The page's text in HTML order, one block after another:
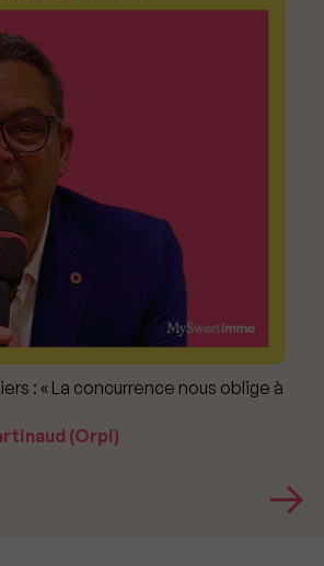
: « La concurrence nous oblige à
(Orpi)